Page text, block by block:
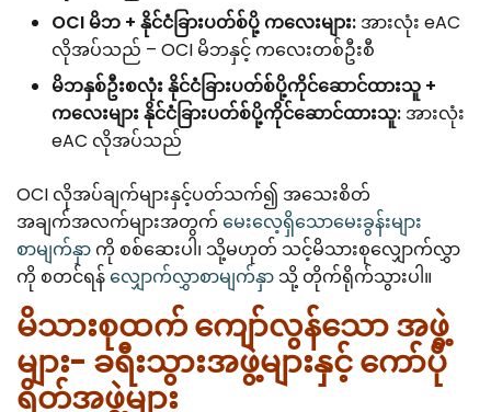
OCI မိဘ + နိုင်ငံခြားပတ်စ်ပို့ ကလေးများ: အားလုံး eAC
လိုအပ်သည် – OCI မိဘနှင့် ကလေးတစ်ဦးစီ
မိဘနှစ်ဦးစလုံး နိုင်ငံခြားပတ်စ်ပို့ကိုင်ဆောင်ထားသူ +
ကလေးများ နိုင်ငံခြားပတ်စ်ပို့ကိုင်ဆောင်ထားသူ: အားလုံး
eAC လိုအပ်သည်
OCI လိုအပ်ချက်များနှင့်ပတ်သက်၍ အသေးစိတ်
အချက်အလက်များအတွက် မေးလေ့ရှိသောမေးခွန်းများ
စာမျက်နှာ ကို စစ်ဆေးပါ၊ သို့မဟုတ် သင့်မိသားစုလျှောက်လွှာ
ကို စတင်ရန်လျှောက်လွှာစာမျက်နှာ သို့ တိုက်ရိုက်သွားပါ။
မိသားစုထက် ကျော်လွန်သော အဖွဲ့
များ- ခရီးသွားအဖွဲ့များနှင့် ကော်ပို
ရိတ်အဖွဲ့များ